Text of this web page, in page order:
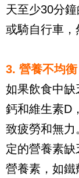
天至少30分
或騎自行車，
3. 營養不均衡
如果飲食中缺
鈣和維生素D
致疲勞和無
定的營養素
營養素，如鐵